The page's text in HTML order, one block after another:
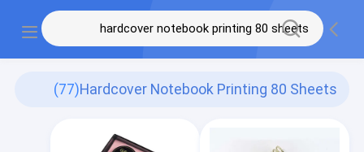
Hardcover Notebook Printing 80 Sheets
(77)